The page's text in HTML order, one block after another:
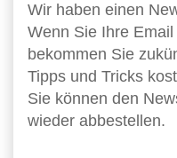
Wir haben einen
Wenn Sie Ihre
bekommen Sie
Tipps und Tricks
Sie können den
wieder abbestellen.